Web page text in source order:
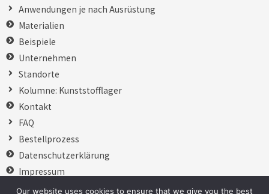
Anwendungen je nach Ausrüstung
Materialien
Beispiele
Unternehmen
Standorte
Kolumne: Kunststofflager
Kontakt
FAQ
Bestellprozess
Datenschutzerklärung
Impressum
日本語
Our website uses cookies to ensure that we give you the best